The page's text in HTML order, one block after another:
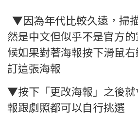
▼因為年代比較久遠，掃
然是中文但似乎不是官方
候如果對著海報按下滑鼠
訂這張海報
▼按下「更改海報」之後
報跟劇照都可以自行挑選